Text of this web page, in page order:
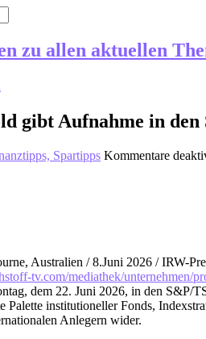
zu allen aktuellen
gibt Aufnahme in
Spartipps Kommentare
Australien / 8.Juni 2026 / IRW-
tv.com/mediathek/unternehmen/
dem 22. Juni 2026, in den S&P/
Palette institutioneller Fonds,
Anlegern wider.